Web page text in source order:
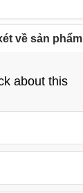
về sản phẩm
about this